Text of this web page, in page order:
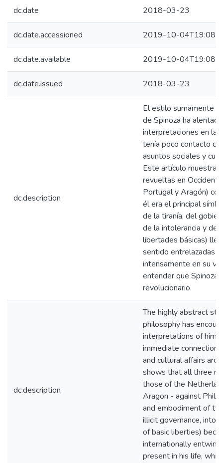
dc.date 2018-03-23
dc.date.accessioned 2019-10-
dc.date.available 2019-10-
dc.date.issued 2018-03-23
dc.description
El estilo sumamente
de Spinoza ha
interpretaciones en
tenía poco contacto
asuntos sociales y
Este artículo muestra
revueltas en
Portugal y Aragón)
él era el principal
de la tiranía, del
de la intolerancia y de
libertades básicas)
sentido entrelazadas
intensamente en su
entender que Spinoza
revolucionario.
dc.description
The highly abstract
philosophy has
interpretations of him
immediate connection
and cultural affairs
shows that all three
those of the
Aragon - against
and embodiment of
illicit governance,
of basic liberties)
internationally
present in his life,